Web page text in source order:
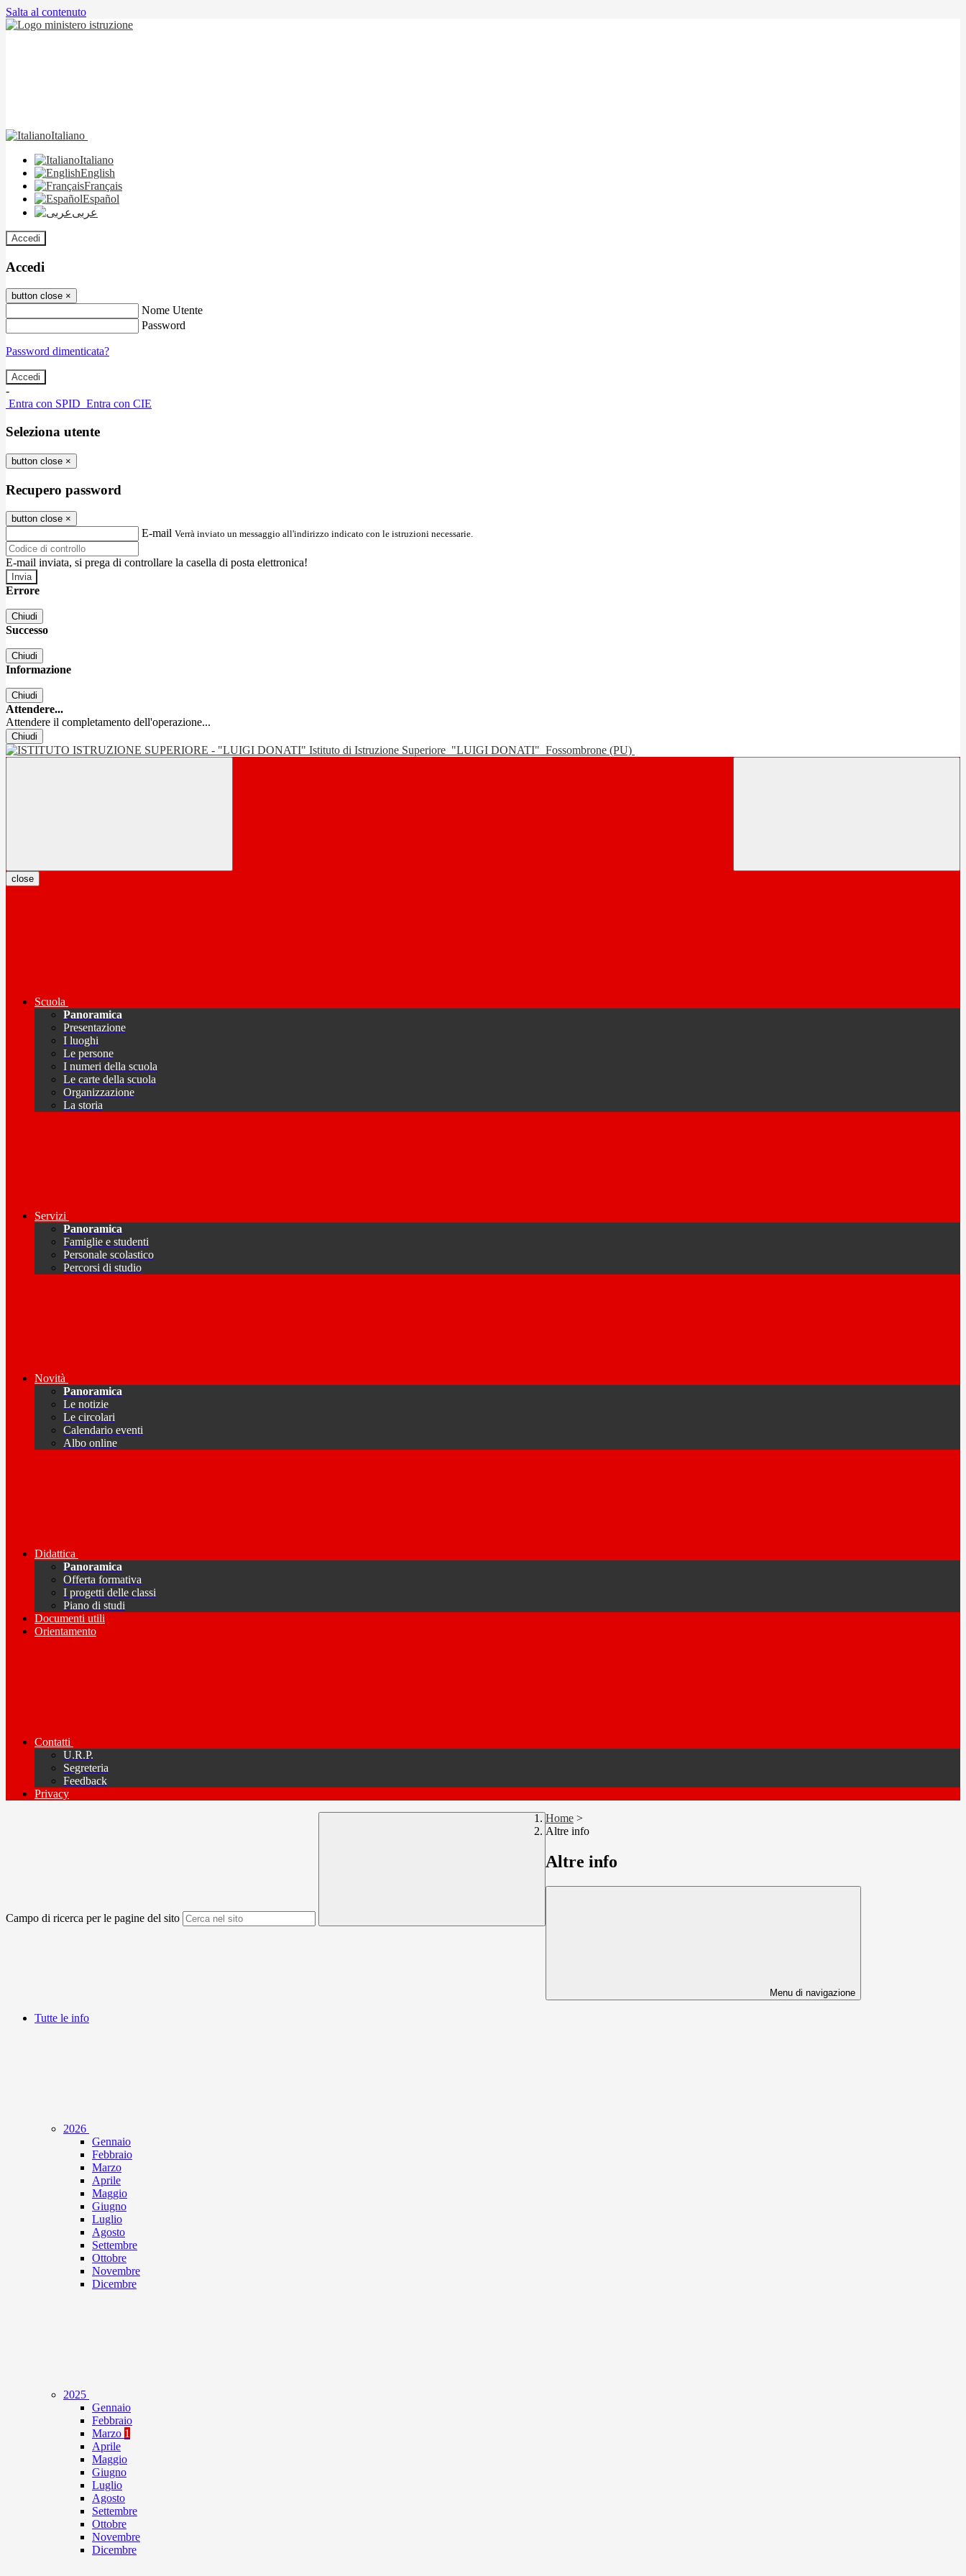
Salta al contenuto
Italiano
Italiano
English
Français
Español
عربى
Accedi
Accedi
button close ×
Nome Utente
Password
Password dimenticata?
-
Entra con SPID Entra con CIE
Seleziona utente
button close ×
Recupero password
button close ×
E-mail Verrà inviato un messaggio all'indirizzo indicato con le istruzioni necessarie.
E-mail inviata, si prega di controllare la casella di posta elettronica!
Errore
Chiudi
Successo
Chiudi
Informazione
Chiudi
Attendere...
Attendere il completamento dell'operazione...
Chiudi
Istituto di Istruzione Superiore "LUIGI DONATI" Fossombrone (PU)
close
Scuola
Panoramica
Presentazione
I luoghi
Le persone
I numeri della scuola
Le carte della scuola
Organizzazione
La storia
Servizi
Panoramica
Famiglie e studenti
Personale scolastico
Percorsi di studio
Novità
Panoramica
Le notizie
Le circolari
Calendario eventi
Albo online
Didattica
Panoramica
Offerta formativa
I progetti delle classi
Piano di studi
Documenti utili
Orientamento
Contatti
U.R.P.
Segreteria
Feedback
Privacy
Campo di ricerca per le pagine del sito
Home >
Altre info
Altre info
Menu di navigazione
Tutte le info
2026
Gennaio
Febbraio
Marzo
Aprile
Maggio
Giugno
Luglio
Agosto
Settembre
Ottobre
Novembre
Dicembre
2025
Gennaio
Febbraio
Marzo 1
Aprile
Maggio
Giugno
Luglio
Agosto
Settembre
Ottobre
Novembre
Dicembre